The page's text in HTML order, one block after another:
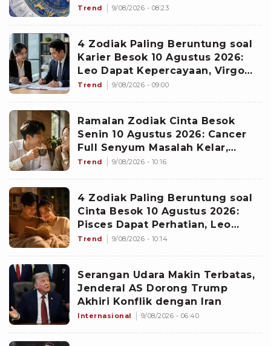
Proyek Emas
Trend 9/08/2026 - 08:23
4 Zodiak Paling Beruntung soal
Karier Besok 10 Agustus 2026:
Leo Dapat Kepercayaan, Virgo
Makin Diperhitungkan
Trend 9/08/2026 - 09:00
Ramalan Zodiak Cinta Besok
Senin 10 Agustus 2026: Cancer
Full Senyum Masalah Kelar,
Scorpio Awas Terprovokasi
Trend 9/08/2026 - 10:16
4 Zodiak Paling Beruntung soal
Cinta Besok 10 Agustus 2026:
Pisces Dapat Perhatian, Leo
Makin Dekat dengan Si Dia
Trend 9/08/2026 - 10:14
Serangan Udara Makin Terbatas,
Jenderal AS Dorong Trump
Akhiri Konflik dengan Iran
Internasional 9/08/2026 - 06:40